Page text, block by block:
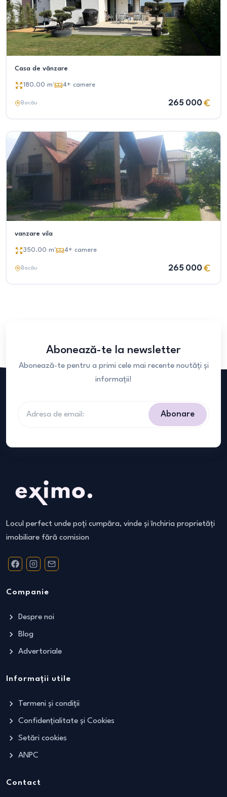
Casa de vânzare
180.00 m² 4+ camere
Bacău 265 000
vanzare vila
350.00 m² 4+ camere
Bacău 265 000
Abonează-te la newsletter
Abonează-te pentru a primi cele mai recente noutăți și
informații!
Abonare
Locul perfect unde poți cumpăra, vinde și închiria proprietăți
imobiliare fără comision
Companie
Despre noi
Blog
Advertoriale
Informații utile
Termeni și condiții
Confidențialitate și Cookies
Setări cookies
ANPC
Contact